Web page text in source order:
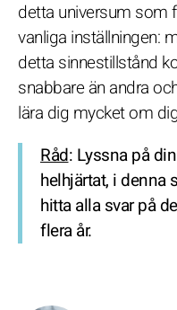
detta universum som
vanliga inställningen:
detta sinnestillstånd
snabbare än andra
lära dig mycket om
Råd: Lyssna på
helhjärtat, i denna
hitta alla svar på
flera år.